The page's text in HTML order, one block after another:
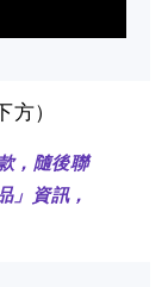
）
，隨後聯
」資訊，